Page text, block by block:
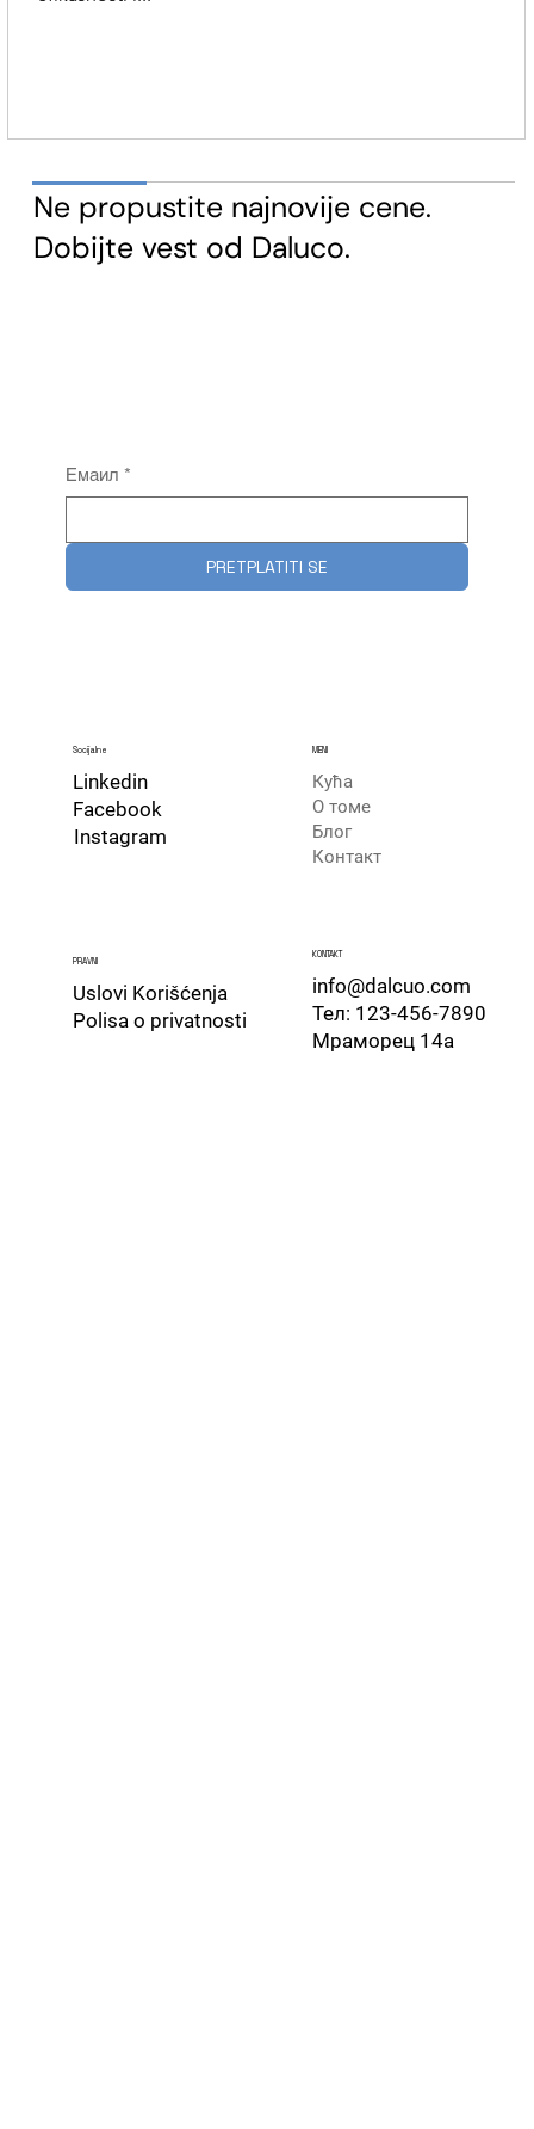
​Ne propustite najnovije cene.
Dobijte vest od Daluco.
Емаил *
PRETPLATITI SE
Кућа
О томе
Блог
Контакт
MENI
PRAVNI
​Polisa o privatnosti
Uslovi Korišćenja
Socijalne
Linkedin
Facebook
Instagram
​KONTAKT
info@dalcuo.com
Тел: 123-456-7890
Мраморец 14а